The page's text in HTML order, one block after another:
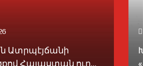
Ատրպէյճանի